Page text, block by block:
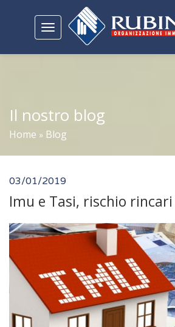
Toggle
navigation
Il nostro blog
Home » Blog
03/01/2019
Imu e Tasi, rischio